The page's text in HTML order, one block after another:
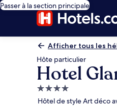
Passer à la section principale
Afficher tous les
Hôte particulier
Hotel
Hébergement
4.0 étoiles
Hôtel de style Art déco